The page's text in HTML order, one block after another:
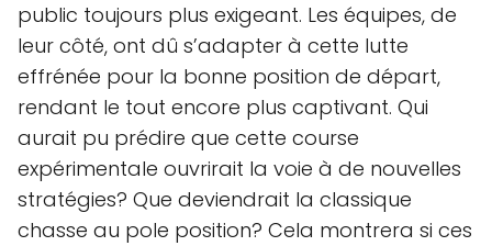
public toujours plus exigeant. Les équipes, de
leur côté, ont dû s’adapter à cette lutte
effrénée pour la bonne position de départ,
rendant le tout encore plus captivant. Qui
aurait pu prédire que cette course
expérimentale ouvrirait la voie à de nouvelles
stratégies? Que deviendrait la classique
chasse au pole position? Cela montrera si ces